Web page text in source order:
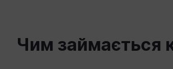
Чим займається